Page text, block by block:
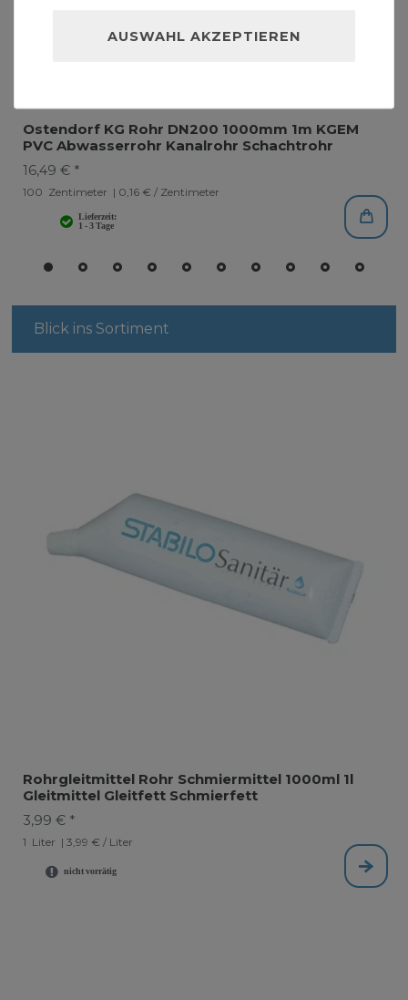
Ostendorf KG Rohr DN200 1000mm 1m KGEM
PVC Abwasserrohr Kanalrohr Schachtrohr
16,49 € *
100 Zentimeter | 0,16 € / Zentimeter
Blick ins Sortiment
Rohrgleitmittel Rohr Schmiermittel 1000ml 1l
Gleitmittel Gleitfett Schmierfett
3,99 € *
1 Liter | 3,99 € / Liter
AUSWAHL AKZEPTIEREN